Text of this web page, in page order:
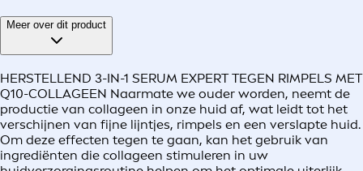
Meer over dit product
HERSTELLEND 3-IN-1 SERUM EXPERT TEGEN RIMPELS MET
Q10-COLLAGEEN Naarmate we ouder worden, neemt de
productie van collageen in onze huid af, wat leidt tot het
verschijnen van fijne lijntjes, rimpels en een verslapte huid.
Om deze effecten tegen te gaan, kan het gebruik van
ingrediënten die collageen stimuleren in uw